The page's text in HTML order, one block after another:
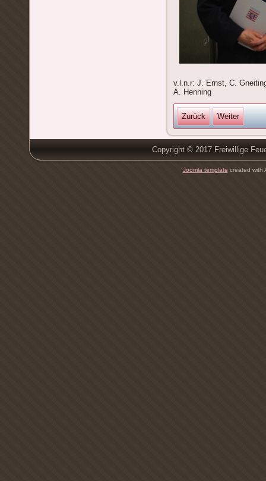
v.l.n.r: J. Ernst, C.
A. Henning
Zurück Weiter
Copyright © 2017 Freiwillige
Joomla template created with